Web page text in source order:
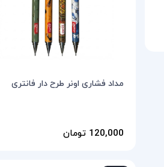
مداد فشاری اونر طرح دار فانتری
120,000 تومان